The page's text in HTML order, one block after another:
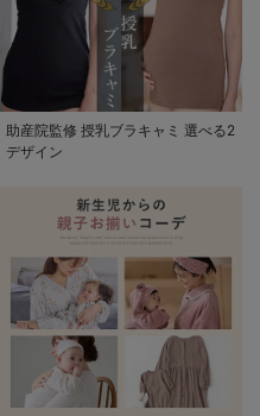
助産院監修 授乳ブラキャミ 選べる2
デザイン